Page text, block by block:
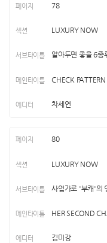
78
LUXURY NOW
알아두면 좋을 6종
CHECK PATTERN
차세연
80
LUXURY NOW
사업가로 '부캐'의
HER SECOND
김미강